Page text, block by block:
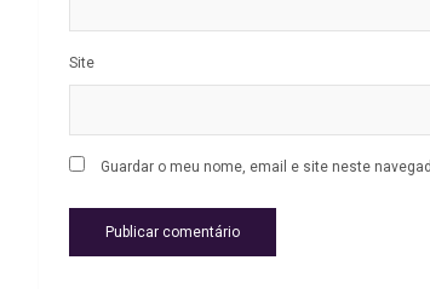
Site
Guardar o meu nome, email e site neste